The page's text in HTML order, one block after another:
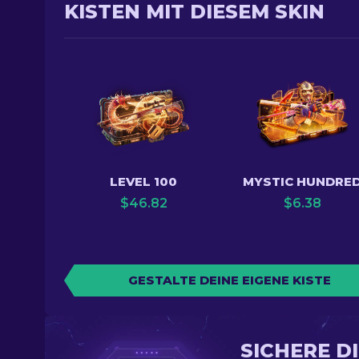
KISTEN MIT DIESEM SKIN
LEVEL 100
$46.82
MYSTIC
$6.38
GESTALTE DEINE EIGENE KISTE
SICHERE